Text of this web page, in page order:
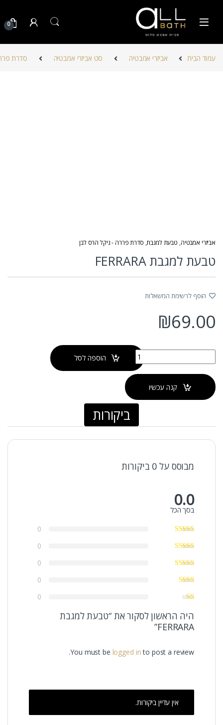
0
עמוד הבית אביזרי אמבטיה סט אביזרי אמבטיה סדרת
אביזרי אמבטיה, טבעת למגבת, סדרת פררה - ניקל הרס לבן
טבעת למגבת FERRARA
הוסף לרשימת המשאלות
₪69.00
הוספה לסל
קנה עכשיו
ביקורות
מבוסס על 0 ביקורות
0.0
בסך הכל
0
0
0
0
0
היה הראשון לסקור את “טבעת למגבת
FERRARA”
You must be logged into post a review.
אין עדיין ביקורות.